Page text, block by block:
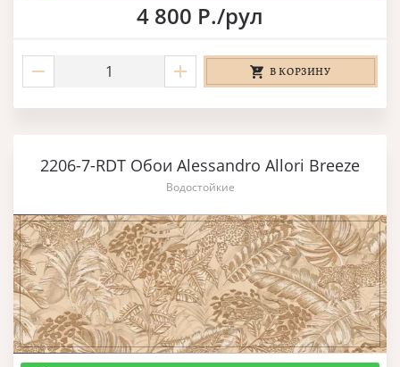
4 800 Р./рул
В КОРЗИНУ
2206-7-RDT Обои Alessandro Allori Breeze
Водостойкие